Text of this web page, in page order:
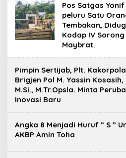
Pos Satgas Yonif
peluru Satu
Tembakan,
Kodap IV
Maybrat.
Pimpin Sertijab, Plt.
Brigjen Pol M. Yassin Kosasih,
M.Si., M.Tr.Opsla. Minta
Inovasi Baru
Angka 8 Menjadi Huruf ” S ”
AKBP Amin Toha